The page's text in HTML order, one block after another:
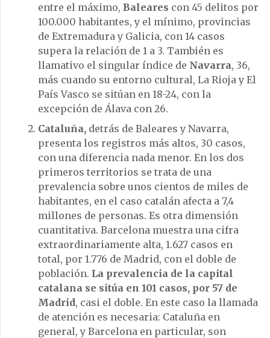
entre el máximo, Baleares con 45 delitos por
100.000 habitantes, y el mínimo, provincias
de Extremadura y Galicia, con 14 casos
supera la relación de 1 a 3. También es
llamativo el singular índice de Navarra, 36,
más cuando su entorno cultural, La Rioja y El
País Vasco se sitúan en 18-24, con la
excepción de Álava con 26.
Cataluña, detrás de Baleares y Navarra,
presenta los registros más altos, 30 casos,
con una diferencia nada menor. En los dos
primeros territorios se trata de una
prevalencia sobre unos cientos de miles de
habitantes, en el caso catalán afecta a 7,4
millones de personas. Es otra dimensión
cuantitativa. Barcelona muestra una cifra
extraordinariamente alta, 1.627 casos en
total, por 1.776 de Madrid, con el doble de
población. La prevalencia de la capital
catalana se sitúa en 101 casos, por 57 de
Madrid, casi el doble. En este caso la llamada
de atención es necesaria: Cataluña en
general, y Barcelona en particular, son